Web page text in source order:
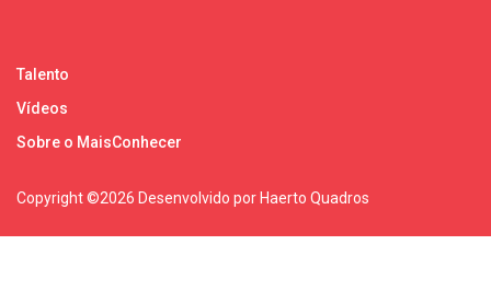
Talento
Vídeos
Sobre o MaisConhecer
Copyright ©2026 Desenvolvido por Haerto Quadros